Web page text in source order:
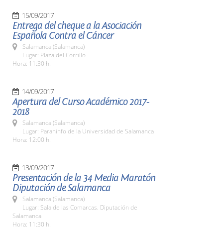
15/09/2017
Entrega del cheque a la Asociación
Española Contra el Cáncer
Salamanca (Salamanca)
Lugar: Plaza del Corrillo
Hora: 11:30 h.
14/09/2017
Apertura del Curso Académico 2017-
2018
Salamanca (Salamanca)
Lugar: Paraninfo de la Universidad de Salamanca
Hora: 12:00 h.
13/09/2017
Presentación de la 34 Media Maratón
Diputación de Salamanca
Salamanca (Salamanca)
Lugar: Sala de las Comarcas. Diputación de
Salamanca
Hora: 11:30 h.